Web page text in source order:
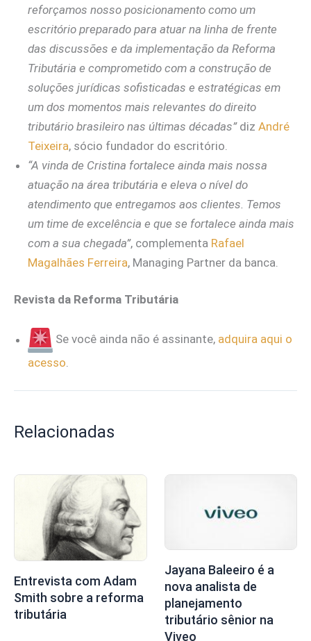
reforçamos nosso posicionamento como um
escritório preparado para atuar na linha de frente
das discussões e da implementação da Reforma
Tributária e comprometido com a construção de
soluções jurídicas sofisticadas e estratégicas em
um dos momentos mais relevantes do direito
tributário brasileiro nas últimas décadas” diz André
Teixeira, sócio fundador do escritório.
“A vinda de Cristina fortalece ainda mais nossa
atuação na área tributária e eleva o nível do
atendimento que entregamos aos clientes. Temos
um time de excelência e que se fortalece ainda mais
com a sua chegada”, complementa Rafael
Magalhães Ferreira, Managing Partner da banca.
Revista da Reforma Tributária
Se você ainda não é assinante, adquira aqui o
acesso.
Relacionadas
Entrevista com Adam
Smith sobre a reforma
tributária
Jayana Baleeiro é a
nova analista de
planejamento
tributário sênior na
Viveo